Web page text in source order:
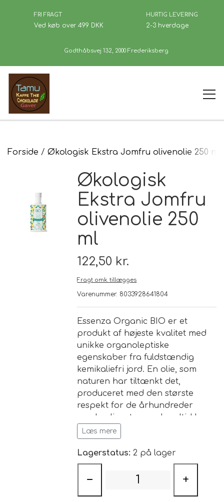
FRI FRAGT
Ved køb over 499 DKK
HURTIG LEVERING
2-3 hverdage
Godthåbsvej 132, 2000 Frederiksberg
Forside
Kaffe
Se Butikken
Brand
Te
Sort Te
Grøn Te
Grøn Hvid Te
Hvid Te
Rooibush
Husets Teblandinger
Chaplon Te
Kusmi Te
Matcha te og tilbehør
Nyheder
Åbningstider
Forside Økologisk Ekstra Jomfru olivenolie 250 ml
Økologisk
Ekstra Jomfru
olivenolie 250
ml
122,50 kr.
Fragt omk. tillægges
Varenummer: 8033928641804
Essenza Organic BIO er et
produkt af højeste kvalitet med
unikke organoleptiske
egenskaber fra fuldstændig
kemikaliefri jord. En olie, som
naturen har tiltænkt det,
produceret med den største
respekt for de århundreder
gamle oliventræer, der altid har
repræsenteret næring og styrke.
Med "Essenza"-linjen forstærker
Frantoio Muraglia hjertet i sit
arbejde: olie.
Essenza betyder
olie af højeste kvalitet i en
Læs mere
Lagerstatus: 2 på lager
− +